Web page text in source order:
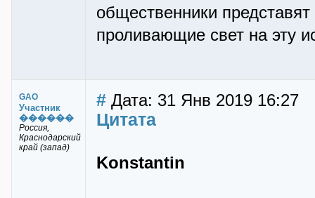
общественники
проливающие свет на эту
GAO
Участник
������
Россия,
Краснодарский
край (запад)
# Дата: 31 Янв 2019 16:27
Цитата
Konstantin